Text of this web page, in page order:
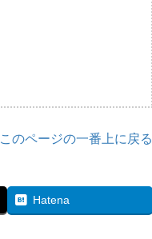
このページの一番上に戻る
Hatena